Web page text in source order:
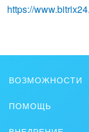
https://
ВОЗМОЖНОСТИ
ПОМОЩЬ